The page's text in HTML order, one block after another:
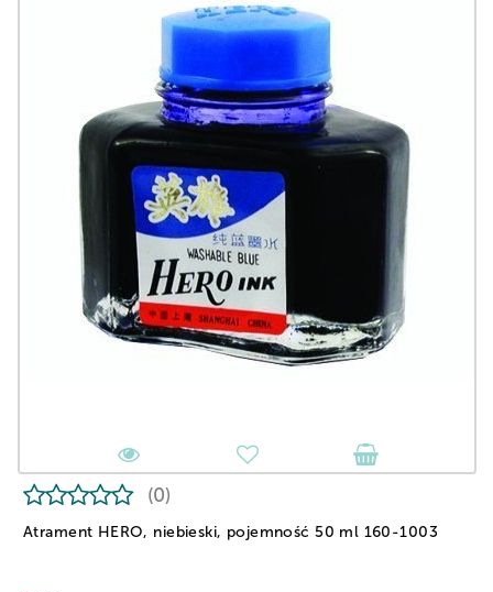
Atrament HERO, niebieski, pojemność 50 ml 160-1003
(0)